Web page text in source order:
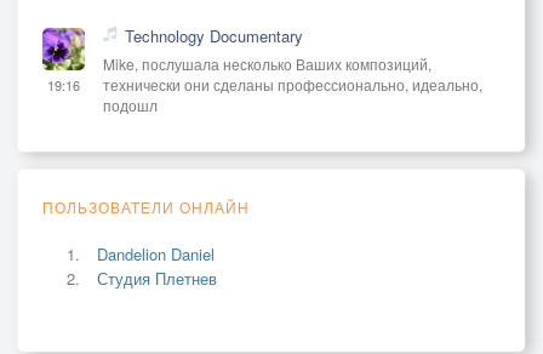
19:16
Technology Documentary
Mike, послушала несколько Ваших композиций,
технически они сделаны профессионально, идеально,
подошл
ПОЛЬЗОВАТЕЛИ ОНЛАЙН
Dandelion Daniel
Студия Плетнев